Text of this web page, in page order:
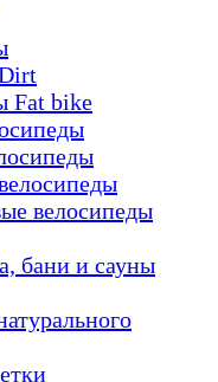
Fat bike
велосипеды
бани и сауны